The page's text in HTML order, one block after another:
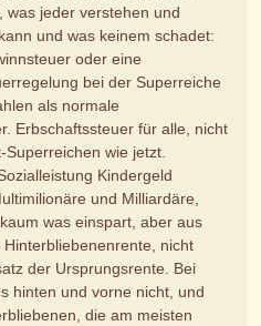
was jeder verstehen und
und was keinem schadet:
oder eine
bei der Superreiche
als normale
Erbschaftssteuer für alle, nicht
wie jetzt.
Kindergeld
und Milliardäre,
was einspart, aber aus
Hinterbliebenenrente, nicht
der Ursprungsrente. Bei
hinten und vorne nicht, und
die am meisten